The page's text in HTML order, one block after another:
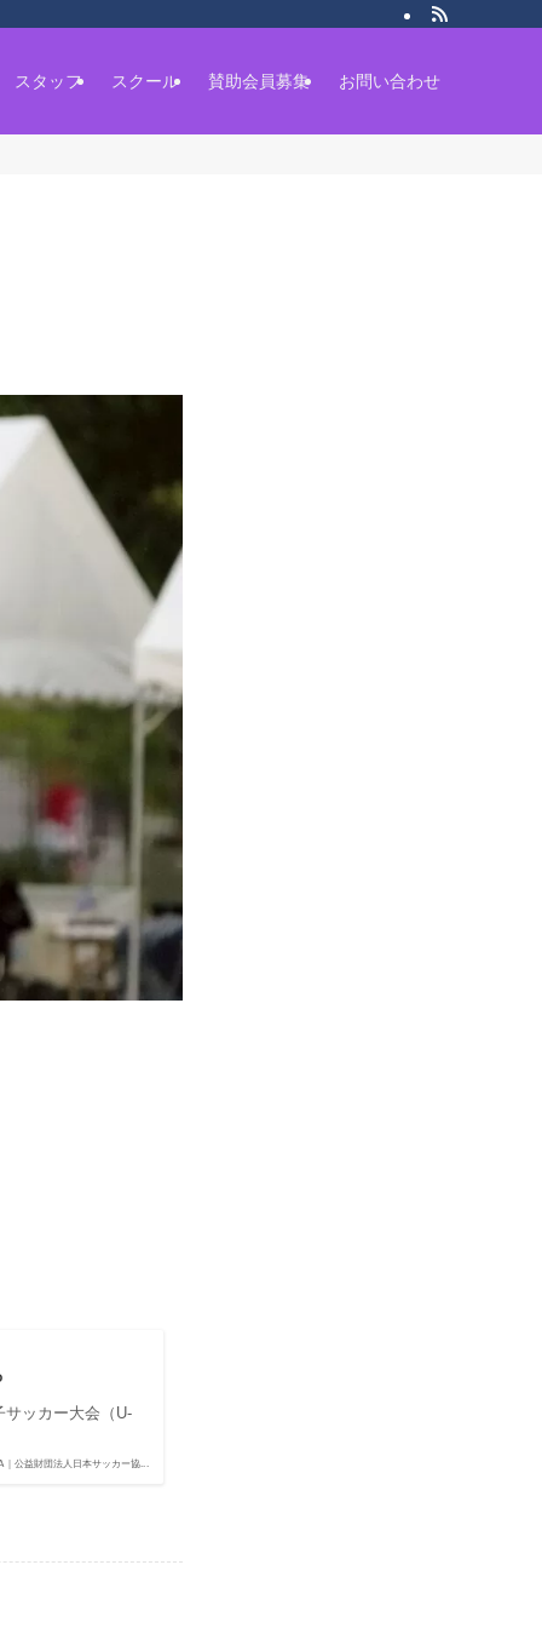
スタッフ スクール 賛助会員募集 お問い合わせ
｜公益財団法人日本サッカー協...
サッカー大会（U-